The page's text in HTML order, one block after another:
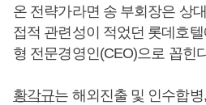
온 전략가라면 송 부회장은 상
접적 관련성이 적었던 롯데호
형 전문경영인(CEO)으로 꼽힌
황각규는 해외진출 및 인수합